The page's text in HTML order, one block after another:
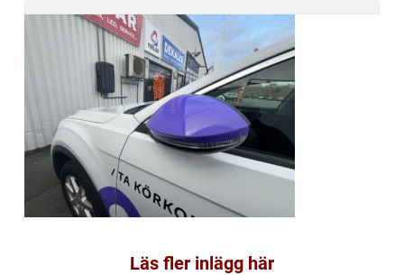
Läs fler inlägg här